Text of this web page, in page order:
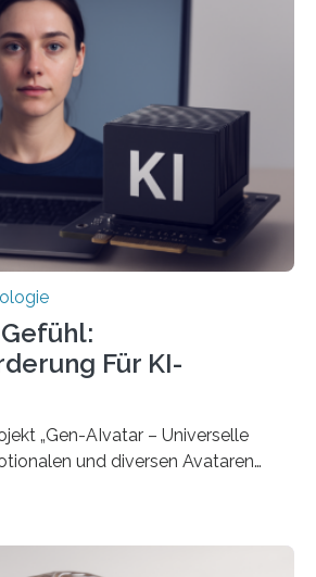
Für KI-
„Gen-AIvatar – Universelle
und diversen Avataren
rund 2 Millionen Euro. Dabei
und der TH Köln gemeinsam mit